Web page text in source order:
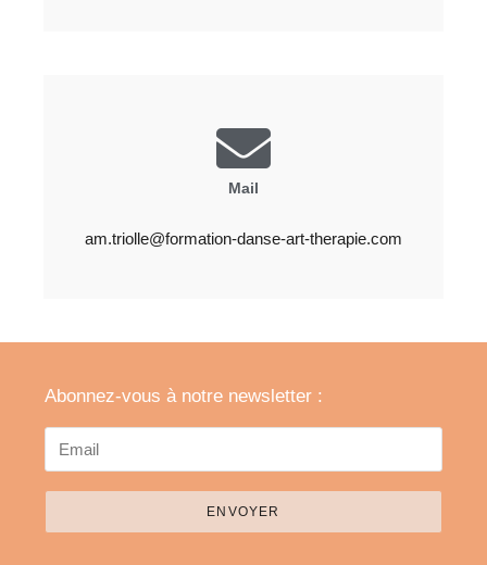
Mail
am.triolle@formation-danse-art-therapie.com
Abonnez-vous à notre newsletter :
ENVOYER